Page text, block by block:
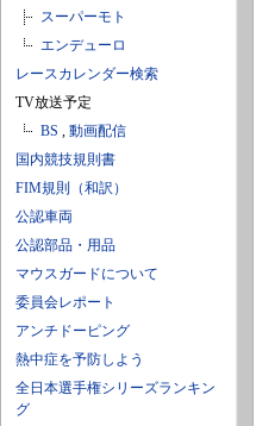
スーパーモト
エンデューロ
レースカレンダー検索
TV放送予定
BS , 動画配信
国内競技規則書
FIM規則（和訳）
公認車両
公認部品・用品
マウスガードについて
委員会レポート
アンチドーピング
熱中症を予防しよう
全日本選手権シリーズランキン
グ